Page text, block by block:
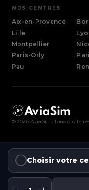
Choisir votre
(Gaillard)
Lille
Hauts-de-France
Metz
Grand Est
Nice
Provence-Alpes-Côte
NOS CENTRES
Aix-en-Provence
Lille
Montpellier
Paris-Orly
Pau
© 2026 AviaSim. Tous droits